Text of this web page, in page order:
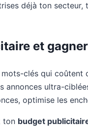
déjà ton
et
clés qui coûtent
annonces ultra-
optimise les
ton budget